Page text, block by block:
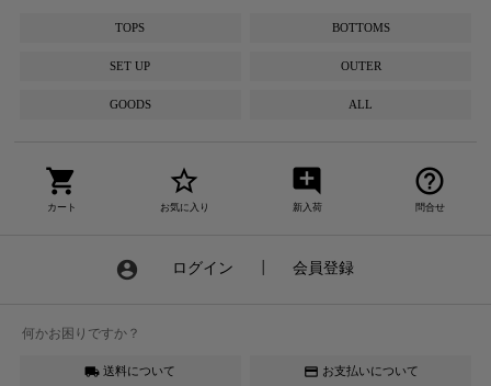
TOPS BOTTOMS
SET UP OUTER
GOODS ALL
shopping_cart
カート
star_border
お気に入り
add_comment
新入荷
help_outline
問合せ
account_circle ログイン 会員登録
何かお困りですか？
local_shipping 送料について credit_card お支払いについて